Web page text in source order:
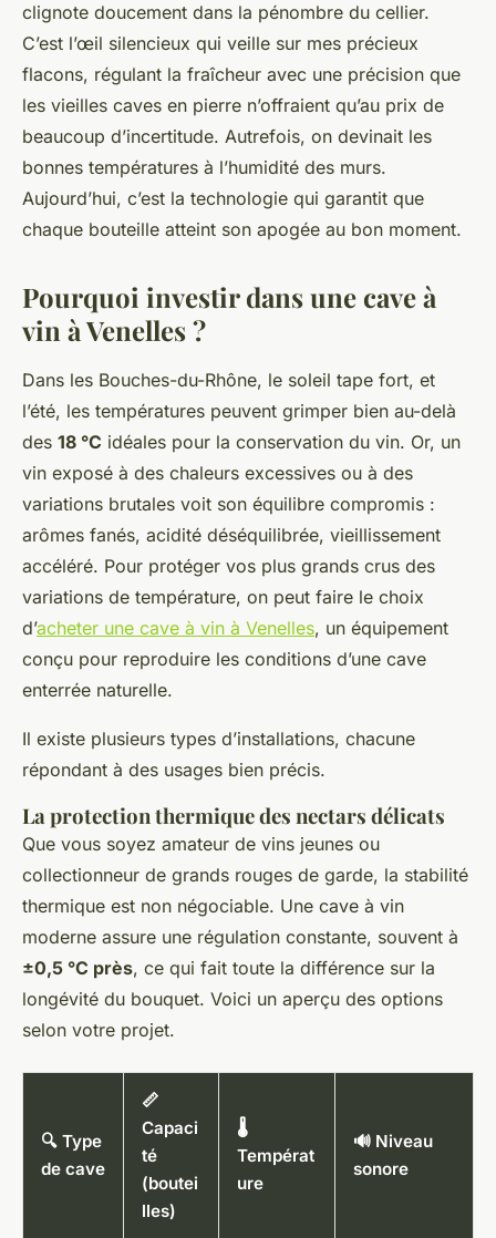
clignote doucement dans la pénombre du cellier.
C’est l’œil silencieux qui veille sur mes précieux
flacons, régulant la fraîcheur avec une précision que
les vieilles caves en pierre n’offraient qu’au prix de
beaucoup d’incertitude. Autrefois, on devinait les
bonnes températures à l’humidité des murs.
Aujourd’hui, c’est la technologie qui garantit que
chaque bouteille atteint son apogée au bon moment.
Pourquoi investir dans une cave à
vin à Venelles ?
Dans les Bouches-du-Rhône, le soleil tape fort, et
l’été, les températures peuvent grimper bien au-delà
des 18 °C idéales pour la conservation du vin. Or, un
vin exposé à des chaleurs excessives ou à des
variations brutales voit son équilibre compromis :
arômes fanés, acidité déséquilibrée, vieillissement
accéléré. Pour protéger vos plus grands crus des
variations de température, on peut faire le choix
d’acheter une cave à vin à Venelles, un équipement
conçu pour reproduire les conditions d’une cave
enterrée naturelle.
Il existe plusieurs types d’installations, chacune
répondant à des usages bien précis.
La protection thermique des nectars délicats
Que vous soyez amateur de vins jeunes ou
collectionneur de grands rouges de garde, la stabilité
thermique est non négociable. Une cave à vin
moderne assure une régulation constante, souvent à
±0,5 °C près, ce qui fait toute la différence sur la
longévité du bouquet. Voici un aperçu des options
selon votre projet.
🔍 Type
de cave
📏
Capaci
té
(boutei
lles)
🌡️
Températ
ure
🔊 Niveau
sonore